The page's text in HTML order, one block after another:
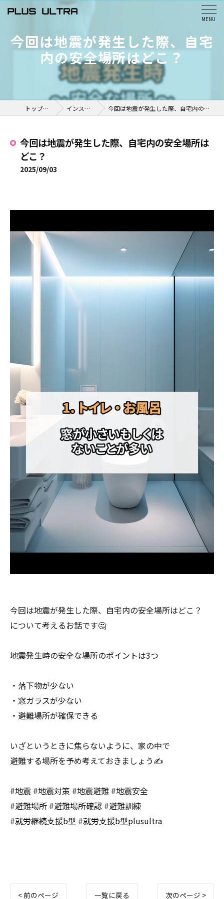
今回は地震が発生した際、自宅
内の安全場所はどこ？
トップページ インスタ掲載 今回は地震が発生した際、自宅内の安全場所はどこ？
今回は地震が発生した際、自宅内の安全場所は
どこ？
2025/09/03
今回は地震が発生した際、自宅内の安全場所はどこ？
について考えるお話です🤔
地震発生時の安全な場所のポイントは3つ
・落下物が少ない
・窓ガラスが少ない
・避難場所が確保できる
いざというときに焦らないように、家の中で
避難する場所を予め考えておきましょう✍️
#地震 #地震対策 #地震避難 #地震安全
#避難場所 #避難場所確認 #避難訓練
#就労継続支援b型 #就労支援b型plusultra
< 前のページ 一覧に戻る 次のページ >